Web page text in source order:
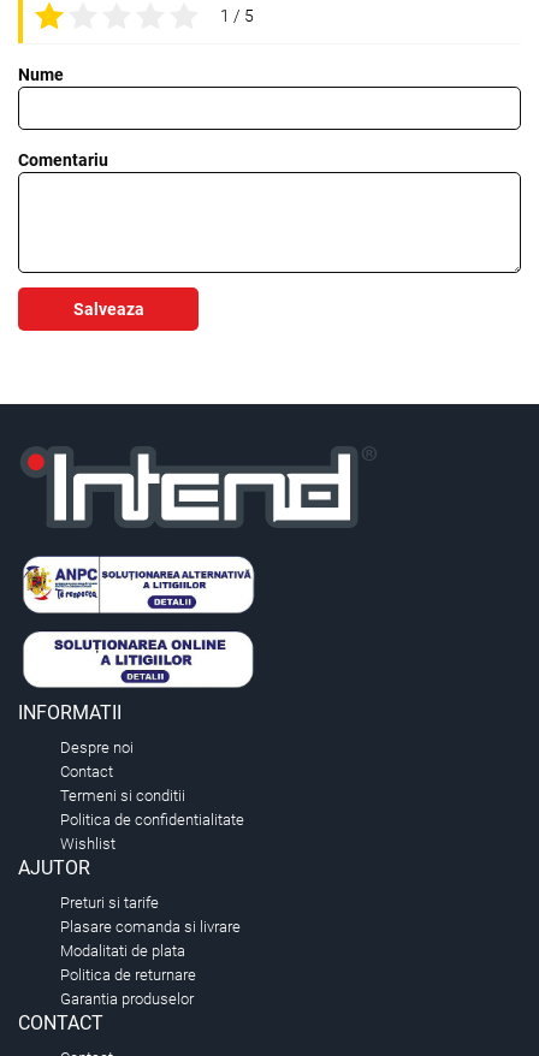
1 / 5
Nume
Comentariu
Salveaza
INFORMATII
Despre noi
Contact
Termeni si conditii
Politica de confidentialitate
Wishlist
AJUTOR
Preturi si tarife
Plasare comanda si livrare
Modalitati de plata
Politica de returnare
Garantia produselor
CONTACT